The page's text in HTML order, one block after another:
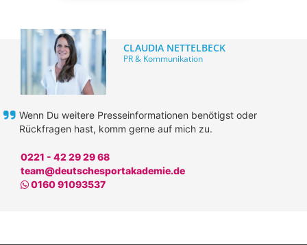
CLAUDIA NETTELBECK
PR & Kommunikation
Wenn Du weitere Presseinformationen benötigst oder
Rückfragen hast, komm gerne auf mich zu.
0221 - 42 29 29 68
team@deutschesportakademie.de
Whatsapp
0160 91093537